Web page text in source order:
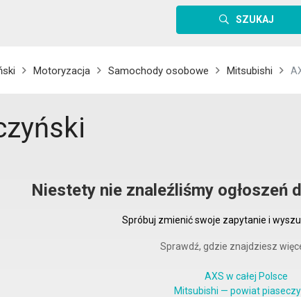
SZUKAJ
Motoryzacja Samochody osobowe Mitsubishi
Niestety nie znaleźliśmy ogłoszeń
Spróbuj zmienić swoje zapytanie i
Sprawdź, gdzie znajdziesz
AXS w całej Polsce
Mitsubishi — powiat